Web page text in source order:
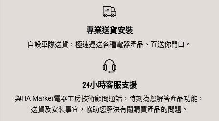
專業送貨安裝
自設車隊送貨，極速運送各種電器產品、直送你門口。
24小時客服支援
與HA Market電器工房技術顧問通話，時刻為您解答產品功能，
送貨及安裝事宜，協助您解決有關購買產品的問題。